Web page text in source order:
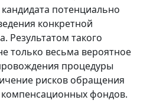
потенциально
конкретной
Результатом такого
только весьма вероятное
процедуры
рисков обращения
компенсационных фондов.